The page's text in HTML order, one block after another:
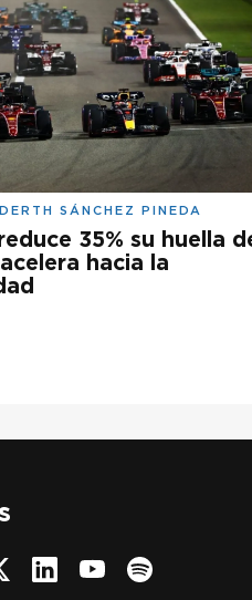
SÁNCHEZ PINEDA
35% su huella
hacia la